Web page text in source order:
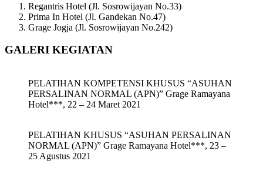
Regantris Hotel (Jl. Sosrowijayan No.33)
Prima In Hotel (Jl. Gandekan No.47)
Grage Jogja (Jl. Sosrowijayan No.242)
GALERI KEGIATAN
PELATIHAN KOMPETENSI KHUSUS “ASUHAN
PERSALINAN NORMAL (APN)” Grage Ramayana
Hotel***, 22 – 24 Maret 2021
PELATIHAN KHUSUS “ASUHAN PERSALINAN
NORMAL (APN)” Grage Ramayana Hotel***, 23 –
25 Agustus 2021